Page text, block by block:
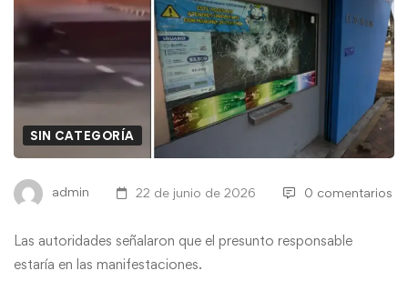
SIN CATEGORÍA
admin 22 de junio de 2026 0 comentarios
Las autoridades señalaron que el presunto responsable
estaría en las manifestaciones.